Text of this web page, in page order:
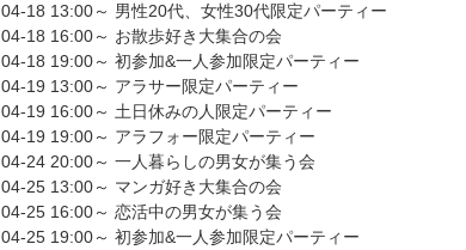
04-18 13:00～ 男性20代、女性30代限定パーティー
04-18 16:00～ お散歩好き大集合の会
04-18 19:00～ 初参加&一人参加限定パーティー
04-19 13:00～ アラサー限定パーティー
04-19 16:00～ 土日休みの人限定パーティー
04-19 19:00～ アラフォー限定パーティー
04-24 20:00～ 一人暮らしの男女が集う会
04-25 13:00～ マンガ好き大集合の会
04-25 16:00～ 恋活中の男女が集う会
04-25 19:00～ 初参加&一人参加限定パーティー